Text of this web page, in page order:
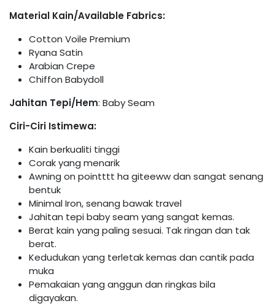
Material Kain/Available Fabrics:
Cotton Voile Premium
Ryana Satin
Arabian Crepe
Chiffon Babydoll
Jahitan Tepi/Hem: Baby Seam
Ciri-Ciri Istimewa:
Kain berkualiti tinggi
Corak yang menarik
Awning on pointttt ha giteeww dan sangat senang
bentuk
Minimal Iron, senang bawak travel
Jahitan tepi baby seam yang sangat kemas.
Berat kain yang paling sesuai. Tak ringan dan tak
berat.
Kedudukan yang terletak kemas dan cantik pada
muka
Pemakaian yang anggun dan ringkas bila
digayakan.